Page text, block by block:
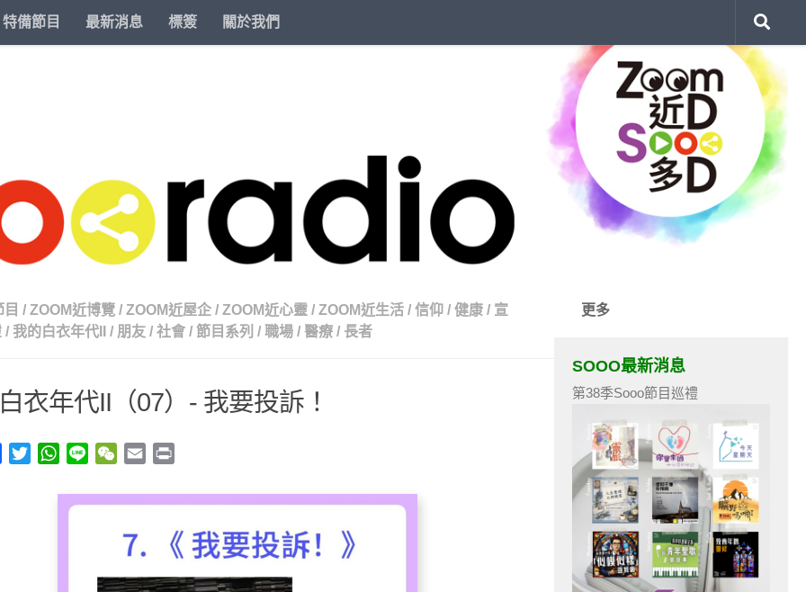
特備節目 最新消息 標簽 關於我們
/ ZOOM近博覽 / ZOOM近屋企 / ZOOM近心靈 / ZOOM近生活 / 信仰 / 健康 / 宣
/ 我的白衣年代II / 朋友 / 社會 / 節目系列 / 職場 / 醫療 / 長者
衣年代II（07）- 我要投訴！
Facebook
TwitterWhatsApp
Line WeChat
Email
更多
SOOO最新消息
第38季Sooo節目巡禮